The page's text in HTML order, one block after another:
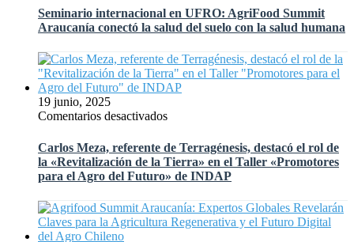
grandes
temas
Agrifood
Summit
Araucanía
internacional
en
AgriFood
Summit
Araucanía
conectó
salud
suelo
con
la
humana
Seminario internacional en UFRO: AgriFood Summit
Araucanía conectó la salud del suelo con la salud humana
19 junio, 2025
Comentarios desactivadosen
Meza,
referente
de
Terragénesis,
destacó
el
rol
Carlos Meza, referente de Terragénesis, destacó el rol de
la «Revitalización de la Tierra» en el Taller «Promotores
para el Agro del Futuro» de INDAP